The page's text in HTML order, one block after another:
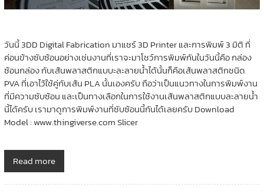
วันนี้ 3DD Digital Fabrication มาแชร์ 3D Printer และการพิมพ์ 3 มิติ ที่
ค่อนข้างซับซ้อนอย่างเช่นงานที่เราจะมาโชว์การพิมพ์กันในวันนี้คือ กล่อง
ซ้อนกล่อง กับเส้นพลาสติกแบบะละลายน้ำได้นั้นก็คือเส้นพลาสติกชนิด
PVA ที่เอาไว้ใช้คู่กับเส้น PLA นั้นเองครับ ถือว่าเป็นแนวทางในการพิมพ์งาน
ที่มีความซับซ้อน และเป็นทางเลือกในการใช้งานเส้นพลาสติกแบบละลายน้ำ
นี้ได้ครับ เรามาดูการพิมพ์งานที่ซับซ้อนนี้กันได้เลยครับ Download
Model : www.thingiverse.com Slicer
Read more